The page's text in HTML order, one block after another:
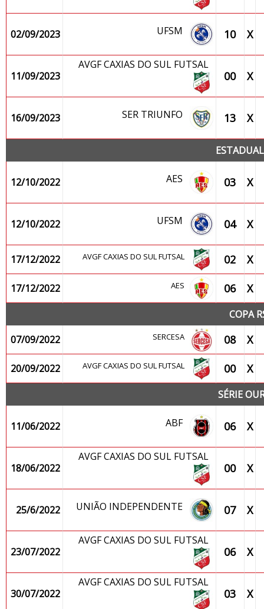
02/09/2023 UFSM 10 X
11/09/2023
AVGF CAXIAS DO SUL FUTSAL
00 X
16/09/2023 SER TRIUNFO 13 X
12/10/2022 AES 03 X
12/10/2022 UFSM 04 X
17/12/2022 AVGF CAXIAS DO SUL FUTSAL 02 X
17/12/2022 AES 06 X
COPA
07/09/2022
SERCESA 08 X
20/09/2022 AVGF CAXIAS DO SUL FUTSAL 00 X
SÉRIE
11/06/2022 ABF 06 X
18/06/2022
AVGF CAXIAS DO SUL FUTSAL
00 X
25/6/2022 UNIÃO INDEPENDENTE 07 X
23/07/2022
AVGF CAXIAS DO SUL FUTSAL
06 X
30/07/2022
AVGF CAXIAS DO SUL FUTSAL
03 X